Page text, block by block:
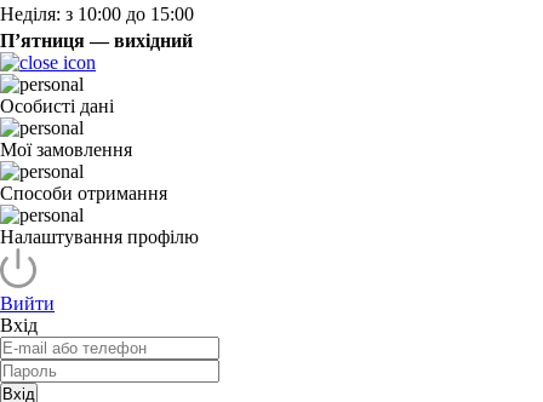
Неділя: з 10:00 до 15:00
П’ятниця — вихідний
Особисті дані
Мої замовлення
Способи отримання
Налаштування профілю
Вийти
Вхід
Вхід